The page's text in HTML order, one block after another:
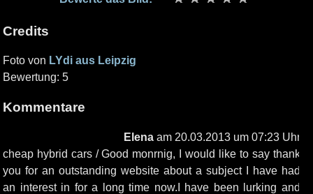
Credits
Foto von LYdi aus Leipzig
Bewertung: 5
Kommentare
Elenaam 20.03.2013 um 07:23 Uhr
cheap hybrid cars / Good monrnig, I would like to say thank
you for an outstanding website about a subject I have had
an interest in for a long time now.I have been lurking and